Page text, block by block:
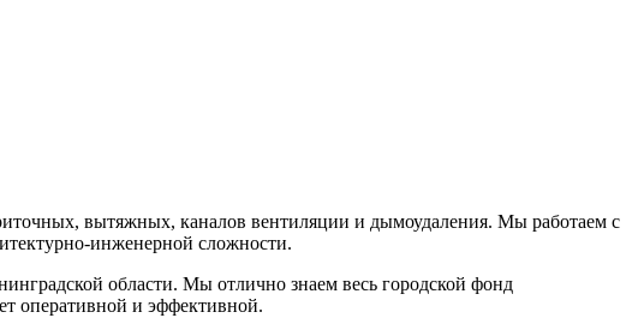
вытяжных, каналов вентиляции и дымоудаления. Мы работаем с
инженерной сложности.
области. Мы отлично знаем весь городской фонд
оперативной и эффективной.